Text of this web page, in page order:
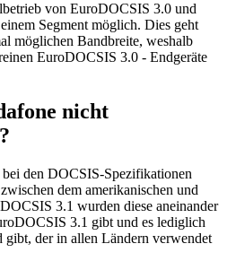
von EuroDOCSIS 3.0 und
Segment möglich. Dies geht
möglichen Bandbreite, weshalb
EuroDOCSIS 3.0 - Endgeräte
nicht
den DOCSIS-Spezifikationen
dem amerikanischen und
3.1 wurden diese aneinander
3.1 gibt und es lediglich
gibt, der in allen Ländern verwendet